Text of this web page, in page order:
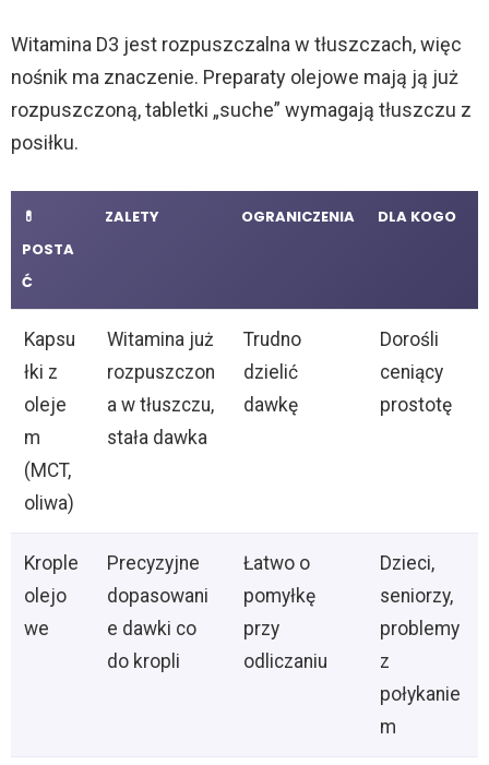
e
o
Witamina D3 jest rozpuszczalna w tłuszczach, więc
nośnik ma znaczenie. Preparaty olejowe mają ją już
rozpuszczoną, tabletki „suche” wymagają tłuszczu z
posiłku.
💊
POSTA
Ć
ZALETY OGRANICZENIA DLA KOGO
Kapsu
łki z
oleje
m
(MCT,
oliwa)
Witamina już
rozpuszczon
a w tłuszczu,
stała dawka
Trudno
dzielić
dawkę
Dorośli
ceniący
prostotę
Krople
olejo
we
Precyzyjne
dopasowani
e dawki co
do kropli
Łatwo o
pomyłkę
przy
odliczaniu
Dzieci,
seniorzy,
problemy
z
połykanie
m